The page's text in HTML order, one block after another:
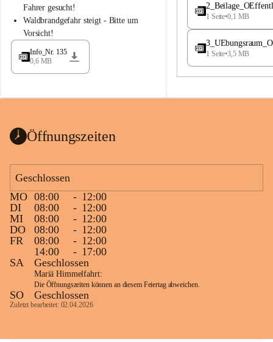
a
d
l
a
Fahrer gesucht!
Waldbrandgefahr steigt - Bitte um
Vorsicht!
Info_Nr. 135
0,6 MB
e
a
1 Seite•0,1 MB
1 Seite•3,5 MB
Öffnungszeiten
Geschlossen
MO 08:00 - 12:00
DI
08:00 - 12:00
MI
08:00 - 12:00
DO
08:00 - 12:00
FR
08:00 - 12:00
14:00
- 17:00
SA
Geschlossen
Mariä Himmelfahrt:
Die Öffnungszeiten können an diesem Feiertag abweichen.
SO Geschlossen
Zuletzt bearbeitet: 02.04.2026